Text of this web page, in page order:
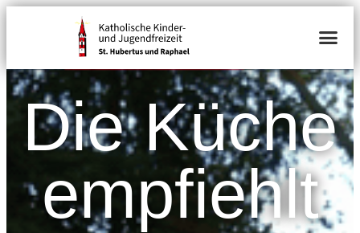
Die Küche
empfiehlt